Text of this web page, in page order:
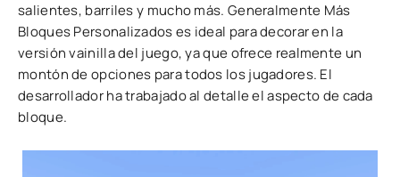
salientes, barriles y mucho más. Generalmente Más
Bloques Personalizados es ideal para decorar en la
versión vainilla del juego, ya que ofrece realmente un
montón de opciones para todos los jugadores. El
desarrollador ha trabajado al detalle el aspecto de cada
bloque.